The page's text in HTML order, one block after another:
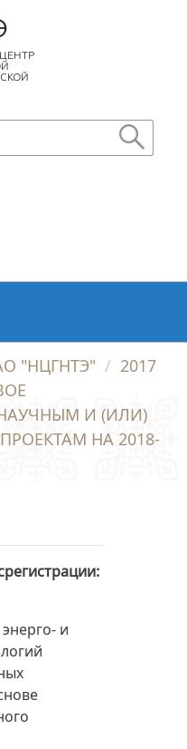
"НЦГНТЭ"
2017
И (ИЛИ)
НА 2018-
и